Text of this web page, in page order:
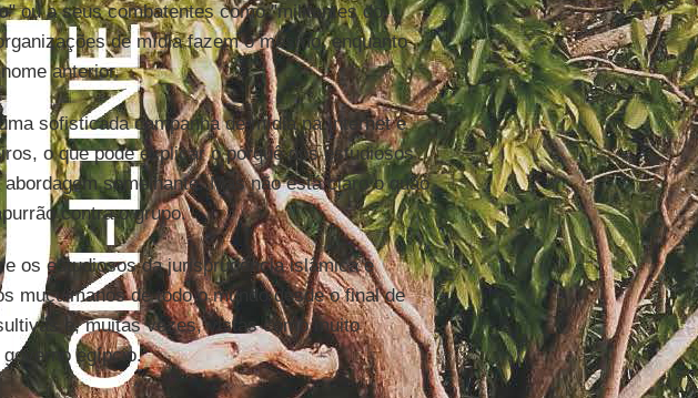
" ou a seus combatentes como "militantes do
de mídia fazem o mesmo, enquanto
anterior.
sofisticada campanha de mídia na Internet e
o que pode explicar o porquê dos estudiosos
semelhante. Mas não está claro o quão
contra o grupo.
os estudiosos da jurisprudência islâmica e
muçulmanos de todo o mundo desde o final de
e, muitas vezes, vistas como muito
governo egípcio.